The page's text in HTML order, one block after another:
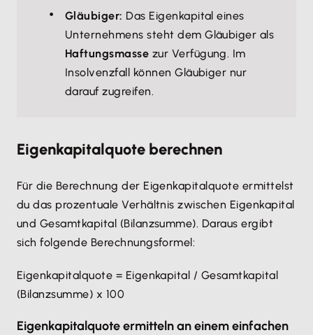
Gläubiger: Das Eigenkapital eines
Unternehmens steht dem Gläubiger als
Haftungsmasse zur Verfügung. Im
Insolvenzfall können Gläubiger nur
darauf zugreifen.
Eigenkapitalquote berechnen
Für die Berechnung der Eigenkapitalquote ermittelst
du das prozentuale Verhältnis zwischen Eigenkapital
und Gesamtkapital (Bilanzsumme). Daraus ergibt
sich folgende Berechnungsformel:
Eigenkapitalquote = Eigenkapital / Gesamtkapital
(Bilanzsumme) x 100
Eigenkapitalquote ermitteln an einem einfachen